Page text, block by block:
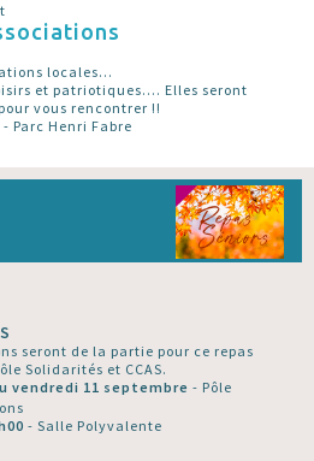
locales...
et patriotiques.... Elles seront
vous rencontrer !!
- Parc Henri Fabre
seront de la partie pour ce repas
Solidarités et CCAS.
vendredi 11 septembre - Pôle
- Salle Polyvalente